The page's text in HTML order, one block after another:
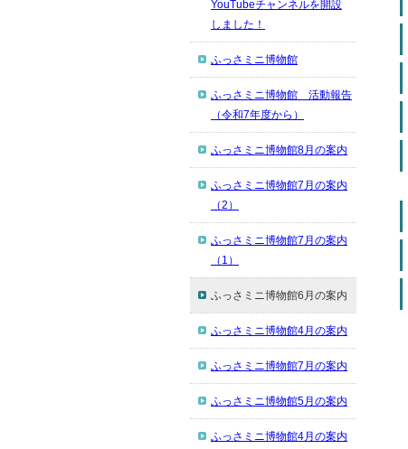
YouTubeチャンネルを開設
しました！
ふっさミニ博物館
ふっさミニ博物館 活動報告
（令和7年度から）
ふっさミニ博物館8月の案内
ふっさミニ博物館7月の案内
（2）
ふっさミニ博物館7月の案内
（1）
ふっさミニ博物館6月の案内
ふっさミニ博物館4月の案内
ふっさミニ博物館7月の案内
ふっさミニ博物館5月の案内
ふっさミニ博物館4月の案内